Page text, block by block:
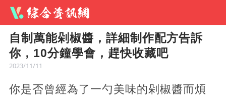
自制萬能剁椒醬，詳細制作配方告訴
你，10分鐘學會，趕快收藏吧
2023/11/11
你是否曾經為了一勺美味的剁椒醬而煩